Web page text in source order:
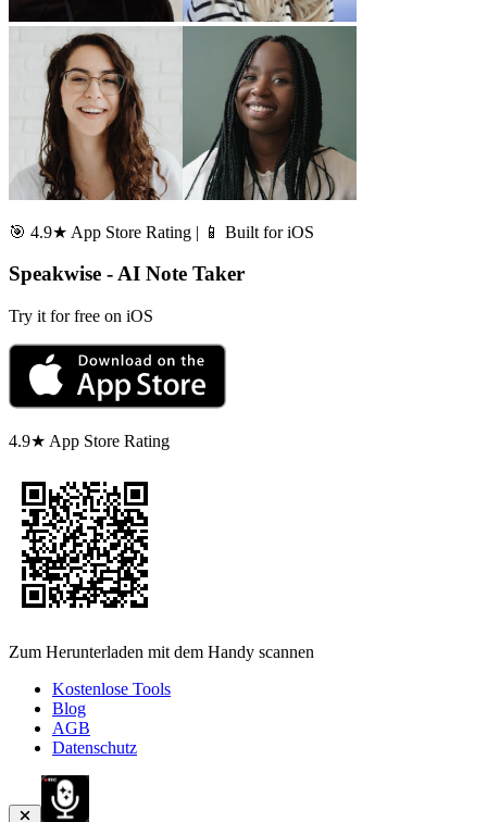
🎯 4.9★ App Store Rating | 📱 Built for iOS
Speakwise - AI Note Taker
Try it for free on iOS
4.9★ App Store Rating
Zum Herunterladen mit dem Handy scannen
Kostenlose Tools
Blog
AGB
Datenschutz